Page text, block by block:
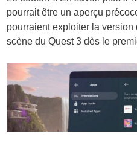
pourrait être un aperçu
pourraient exploiter la
scène du Quest 3 dès le